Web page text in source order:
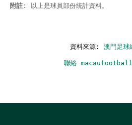
附註 : 以上是球員部份統計資料。
資料來源: 澳門足球
聯絡